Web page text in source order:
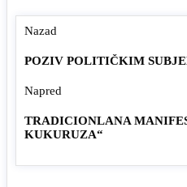
Nazad
POZIV POLITIČKIM
Napred
TRADICIONLANA
KUKURUZA“